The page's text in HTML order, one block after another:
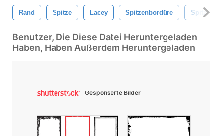
Rand Spitze Lacey Spitzenbordüre
Benutzer, Die Diese Datei Heruntergeladen
Haben, Haben Außerdem Heruntergeladen
Gesponserte Bilder